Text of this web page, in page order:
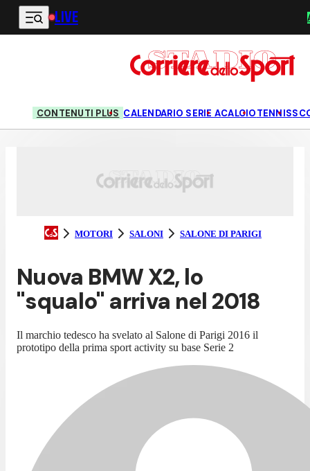
Vai al contenuto principale
LIVE
CONTENUTI PLUS CALENDARIO SERIE ACALCIOTENNIS
MOTORI SALONI SALONE DI PARIGI
Nuova BMW X2, lo
"squalo" arriva nel 2018
Il marchio tedesco ha svelato al Salone di Parigi 2016 il
prototipo della prima sport activity su base Serie 2